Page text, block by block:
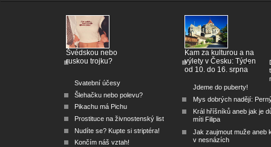
Švédskou nebo
ruskou trojku?
Svatební účesy
Šlehačku nebo polevu?
Pikachu má Pichu
Prostituce na živnostenský list
Nudíte se? Kupte si striptéra!
Končím náš vztah!
Kam za kulturou a na
výlety v Česku: Týden
od 10. do 16. srpna
Jdeme do puberty!
Mys dobrých nadějí:
Král hříšníků aneb jak je
míti Filipa
Jak zaujmout muže aneb
v nesnázích